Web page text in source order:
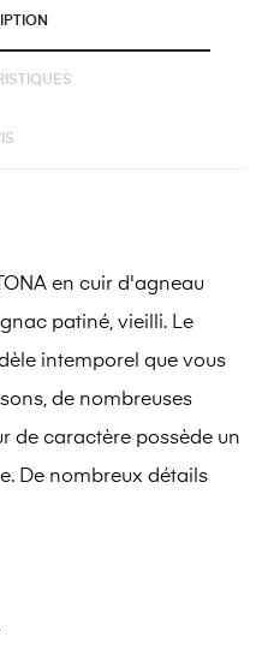
en cuir d'agneau
patiné, vieilli. Le
intemporel que vous
de nombreuses
de caractère possède un
De nombreux détails